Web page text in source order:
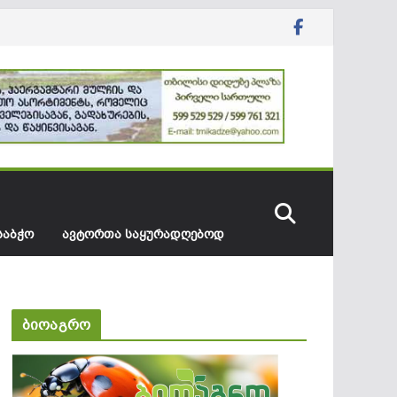
ᲐᲕᲢᲝᲠᲗᲐ ᲡᲐᲧᲣᲠᲐᲓᲦᲔᲑᲝᲓ
ბიოაგრო